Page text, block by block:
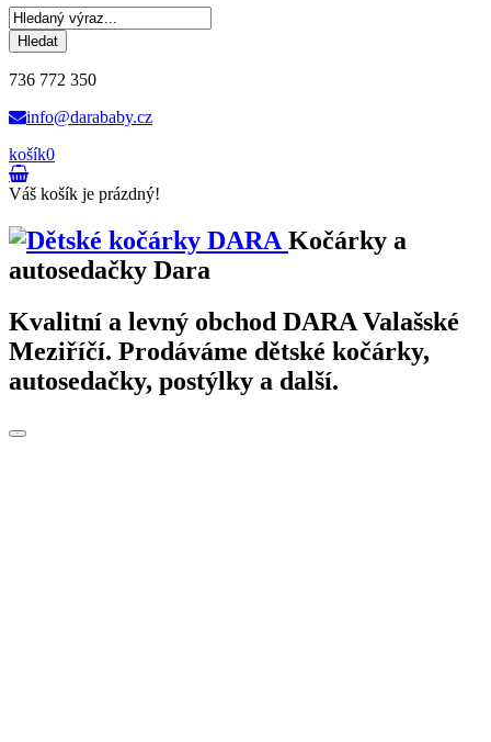
Hledat
736 772 350
info@darababy.cz
košík0
Váš košík je prázdný!
Kočárky a
autosedačky Dara
Kvalitní a levný obchod DARA Valašské
Meziříčí. Prodáváme dětské kočárky,
autosedačky, postýlky a další.
Toggle